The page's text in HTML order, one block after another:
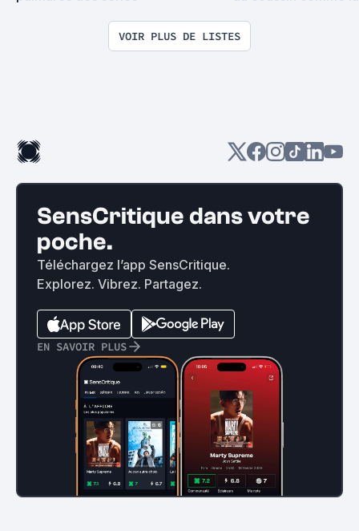
comme si j'avais
de films à voir, y'a
VOIR PLUS DE LISTES
SensCritique dans votre
poche.
Téléchargez l’app SensCritique.
Explorez. Vibrez. Partagez.
EN SAVOIR PLUS